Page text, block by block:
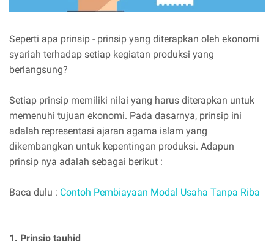
Seperti apa prinsip - prinsip yang diterapkan oleh ekonomi
syariah terhadap setiap kegiatan produksi yang
berlangsung?
Setiap prinsip memiliki nilai yang harus diterapkan untuk
memenuhi tujuan ekonomi. Pada dasarnya, prinsip ini
adalah representasi ajaran agama islam yang
dikembangkan untuk kepentingan produksi. Adapun
prinsip nya adalah sebagai berikut :
Baca dulu : Contoh Pembiayaan Modal Usaha Tanpa Riba
1. Prinsip tauhid